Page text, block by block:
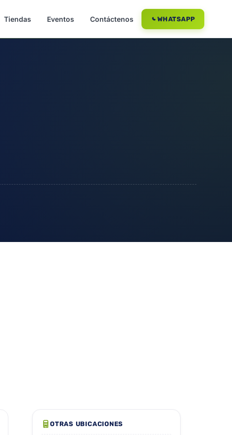
Tiendas Eventos Contáctenos WHATSAPP
OTRAS UBICACIONES